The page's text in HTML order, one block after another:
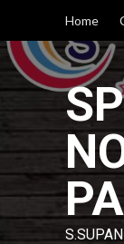
content
Home